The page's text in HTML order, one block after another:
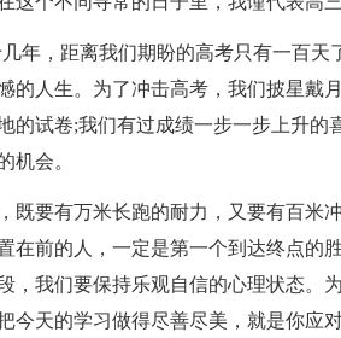
年，距离我们期盼的高考只有一百
的人生。为了冲击高考，我们披星戴
的试卷;我们有过成绩一步一步上升的
机会。
既要有万米长跑的耐力，又要有百米
在前的人，一定是第一个到达终点的
，我们要保持乐观自信的心理状态。
今天的学习做得尽善尽美，就是你应